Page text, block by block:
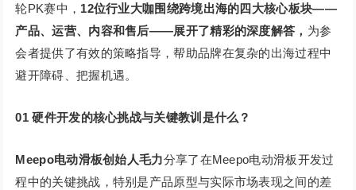
轮PK赛中， 12位行业大咖围绕跨境出海的四大核心板块——
产品、运营、内容和售后——展开了精彩的深度解答， 为参
会者提供了有效的策略指导，帮助品牌在复杂的出海过程中
避开障碍、把握机遇。
01 硬件开发的核心挑战与关键教训是什么？
Meepo电动滑板创始人毛力分享了在Meepo电动滑板开发过
程中的关键挑战，特别是产品原型与实际市场表现之间的差